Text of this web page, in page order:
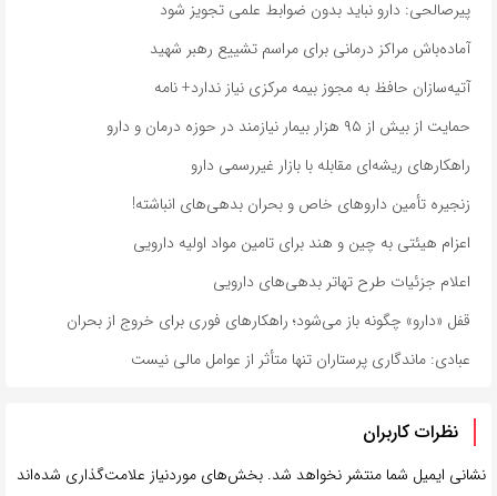
پیرصالحی: دارو نباید بدون ضوابط علمی تجویز شود
آماده‌باش مراکز درمانی برای مراسم تشییع رهبر شهید
آتیه‌سازان حافظ به مجوز بیمه مرکزی نیاز ندارد+ نامه
حمایت از بیش از ۹۵ هزار بیمار نیازمند در حوزه درمان و دارو
راهکارهای ریشه‌ای مقابله با بازار غیررسمی دارو
زنجیره تأمین داروهای خاص و بحران بدهی‌های انباشته!
اعزام هیئتی به چین و هند برای تامین مواد اولیه دارویی
اعلام جزئیات طرح تهاتر بدهی‌های دارویی
قفل «دارو» چگونه باز می‌شود؛ راهکارهای فوری برای خروج از بحران
عبادی: ماندگاری پرستاران تنها متأثر از عوامل مالی نیست
نظرات کاربران
نشانی ایمیل شما منتشر نخواهد شد. بخش‌های موردنیاز علامت‌گذاری شده‌اند